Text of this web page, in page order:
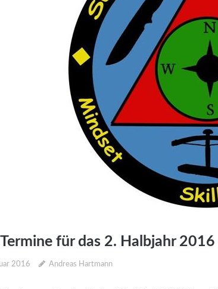
Termine für das 2. Halbjahr 2016
2016 Andreas Hartmann